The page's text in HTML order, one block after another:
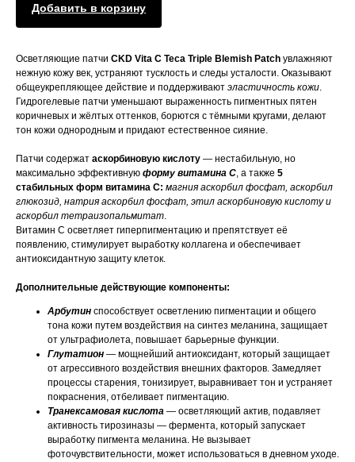
Добавить в корзину
Осветляющие патчи CKD Vita C Teca Triple Blemish Patch увлажняют
нежную кожу век, устраняют тусклость и следы усталости. Оказывают
общеукрепляющее действие и поддерживают эластичность кожи.
Гидрогелевые патчи уменьшают выраженность пигментных пятен
коричневых и жёлтых оттенков, борются с тёмными кругами, делают
тон кожи однородным и придают естественное сияние.
Патчи содержат аскорбиновую кислоту — нестабильную, но
максимально эффективную форму витамина C, а также 5
стабильных форм витамина C: магния аскорбил фосфат, аскорбил
глюкозид, натрия аскорбил фосфат, этил аскорбиновую кислоту и
аскорбил тетраизопальмитат.
Витамин C осветляет гиперпигментацию и препятствует её
появлению, стимулирует выработку коллагена и обеспечивает
антиоксидантную защиту клеток.
Дополнительные действующие компоненты:
Арбутин способствует осветлению пигментации и общего
тона кожи путем воздействия на синтез меланина, защищает
от ультрафиолета, повышает барьерные функции.
Глутатион — мощнейший антиоксидант, который защищает
от агрессивного воздействия внешних факторов. Замедляет
процессы старения, тонизирует, выравнивает тон и устраняет
покраснения, отбеливает пигментацию.
Транексамовая кислота — осветляющий актив, подавляет
активность тирозиназы — фермента, который запускает
выработку пигмента меланина. Не вызывает
фоточувствительности, может использоваться в дневном уходе.